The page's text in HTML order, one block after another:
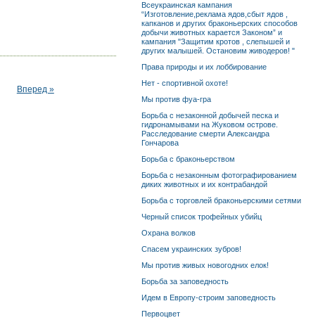
Вперед »
Всеукраинская кампания
“Изготовление,реклама ядов,сбыт ядов ,
капканов и других браконьерских способов
добычи животных карается Законом” и
кампания "Защитим кротов , слепышей и
других малышей. Остановим живодеров! "
Права природы и их лоббирование
Нет - спортивной охоте!
Мы против фуа-гра
Борьба с незаконной добычей песка и
гидронамывами на Жуковом острове.
Расследование смерти Александра
Гончарова
Борьба с браконьерством
Борьба с незаконным фотографированием
диких животных и их контрабандой
Борьба с торговлей браконьерскими сетями
Черный список трофейных убийц
Охрана волков
Спасем украинских зубров!
Мы против живых новогодних елок!
Борьба за заповедность
Идем в Европу-строим заповедность
Первоцвет